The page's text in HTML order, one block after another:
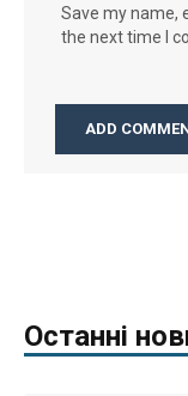
Save my name,
the next time I
Останні